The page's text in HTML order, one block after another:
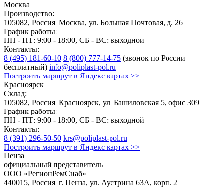
Москва
Производство:
105082, Россия, Москва, ул. Большая Почтовая, д. 26
График работы:
ПН - ПТ: 9:00 - 18:00, СБ - ВС: выходной
Контакты:
8 (495) 181-60-10 8 (800) 777-14-75 (звонок по России
бесплатный) info@poliplast-pol.ru
Построить маршрут в Яндекс картах >>
Красноярск
Склад:
105082, Россия, Красноярск, ул. Башиловская 5, офис 309
График работы:
ПН - ПТ: 9:00 - 18:00, СБ - ВС: выходной
Контакты:
8 (391) 296-50-50 krs@poliplast-pol.ru
Построить маршрут в Яндекс картах >>
Пенза
официальный представитель
ООО «РегионРемСнаб»
440015, Россия, г. Пенза, ул. Аустрина 63А, корп. 2